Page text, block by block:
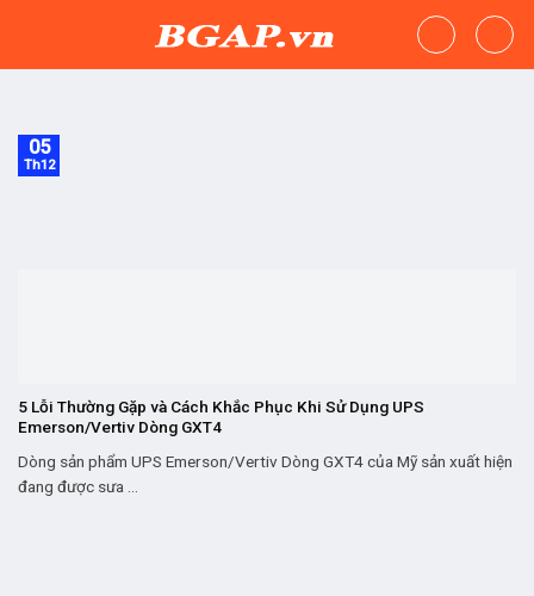
content
5 Lỗi Thường Gặp và Cách Khắc Phục Khi Sử Dụng UPS
Emerson/Vertiv Dòng GXT4
Dòng sản phẩm UPS Emerson/Vertiv Dòng GXT4 của Mỹ sản xuất hiện
đang được sưa ...
05
Th12